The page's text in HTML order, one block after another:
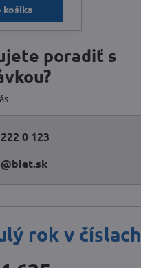
košíka
poradiť s
0 123
rok v číslach